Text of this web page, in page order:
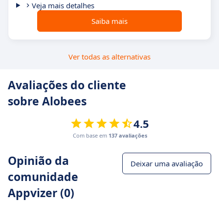
Veja mais detalhes
Saiba mais
Ver todas as alternativas
Avaliações do cliente
sobre Alobees
4.5
Com base em 137 avaliações
Opinião da
comunidade
Appvizer (0)
Deixar uma avaliação